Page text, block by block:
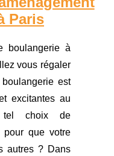
Paris
boulangerie à
vous régaler
est
excitantes au
tel choix de
pour que votre
autres ? Dans